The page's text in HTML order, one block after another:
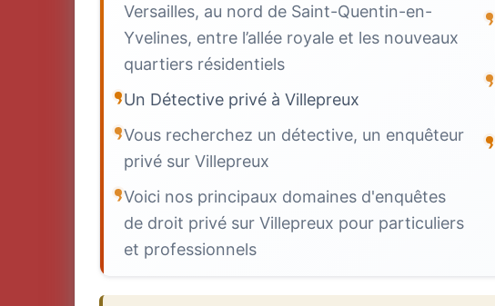
Versailles, au nord de Saint-Quentin-en-
Yvelines, entre l’allée royale et les nouveaux
quartiers résidentiels
Un Détective privé à Villepreux
Vous recherchez un détective, un enquêteur
privé sur Villepreux
Voici nos principaux domaines d'enquêtes
de droit privé sur Villepreux pour particuliers
et professionnels